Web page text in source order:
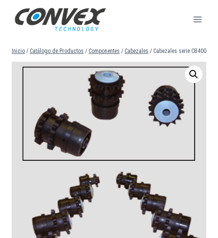
contenido
Inicio / Catálogo de Productos / Componentes / Cabezales / Cabezales serie CB400